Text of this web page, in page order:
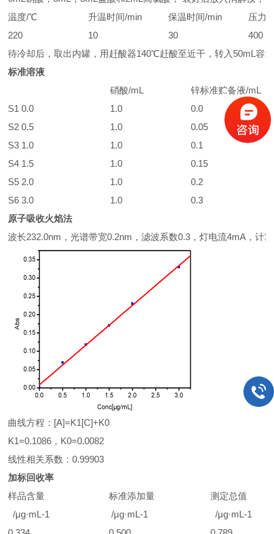
温度/℃
升温时间/min 保温时间/min
压力/
220
10 30
400
待冷却后，取出内罐，用赶酸器140℃赶酸至近干，转入50mL容
标准溶液
硝酸/mL
锌标准贮备液/mL
S1 0.0
1.0
0.0
S2 0.5
1.0
0.05
S3 1.0
1.0
0.1
S4 1.5
1.0
0.15
S5 2.0
1.0
0.2
S6 3.0
1.0
0.3
原子吸收火焰法
波长232.0nm，光谱带宽0.2nm，滤波系数0.3，灯电流4mA，计
曲线方程：[A]=K1[C]+K0
K1=0.1086，K0=0.0082
线性相关系数：0.99903
加标回收率
样品含量
/μg·mL-1
标准添加量
/μg·mL-1
测定总值
/μg·mL-1